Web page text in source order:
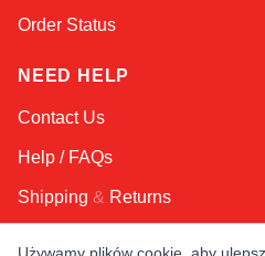
Order Status
NEED HELP
Contact Us
Help / FAQs
Shipping & Returns